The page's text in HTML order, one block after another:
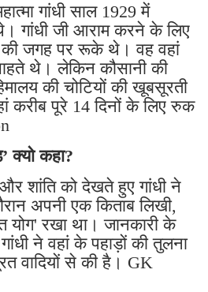
गांधी साल 1929 में
गांधी जी आराम करने के लिए
की जगह पर रूके थे। वह वहां
थे। लेकिन कौसानी की
की चोटियों की खूबसूरती
करीब पूरे 14 दिनों के लिए रुक
क्यो कहा?
शांति को देखते हुए गांधी ने
अपनी एक किताब लिखी,
योग' रखा था। जानकारी के
ने वहां के पहाड़ों की तुलना
वादियों से की है। GK